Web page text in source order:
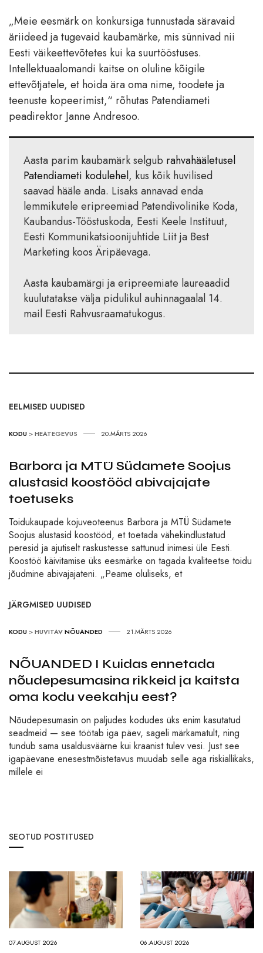
„Meie eesmärk on konkursiga tunnustada säravaid
äriideed ja tugevaid kaubamärke, mis sünnivad nii
Eesti väikeettevõtetes kui ka suurtööstuses.
Intellektuaalomandi kaitse on oluline kõigile
ettevõtjatele, et hoida ära oma nime, toodete ja
teenuste kopeerimist,“ rõhutas Patendiameti
peadirektor Janne Andresoo.
Aasta parim kaubamärk selgub rahvahääletusel
Patendiameti kodulehel, kus kõik huvilised
saavad hääle anda. Lisaks annavad enda
lemmikutele eripreemiad Patendivolinike Koda,
Kaubandus-Tööstuskoda, Eesti Keele Instituut,
Eesti Kommunikatsioonijuhtide Liit ja Best
Marketing koos Äripäevaga.
Aasta kaubamärgi ja eripreemiate laureaadid
kuulutatakse välja pidulikul auhinnagaalal 14.
mail Eesti Rahvusraamatukogus.
EELMISED UUDISED
KODU >HEATEGEVUS 20.MÄRTS 2026
Barbora ja MTÜ Südamete Soojus
alustasid koostööd abivajajate
toetuseks
Toidukaupade kojuveoteenus Barbora ja MTÜ Südamete
Soojus alustasid koostööd, et toetada vähekindlustatud
peresid ja ajutiselt raskustesse sattunud inimesi üle Eesti.
Koostöö käivitamise üks eesmärke on tagada kvaliteetse toidu
jõudmine abivajajateni. „Peame oluliseks, et
JÄRGMISED UUDISED
KODU >HUVITAVNÕUANDED 21.MÄRTS 2026
NÕUANDED I Kuidas ennetada
nõudepesumasina rikkeid ja kaitsta
oma kodu veekahju eest?
Nõudepesumasin on paljudes kodudes üks enim kasutatud
seadmeid — see töötab iga päev, sageli märkamatult, ning
tundub sama usaldusväärne kui kraanist tulev vesi. Just see
igapäevane enesestmõistetavus muudab selle aga riskiallikaks,
millele ei
SEOTUD POSTITUSED
07.AUGUST 2026 06.AUGUST 2026